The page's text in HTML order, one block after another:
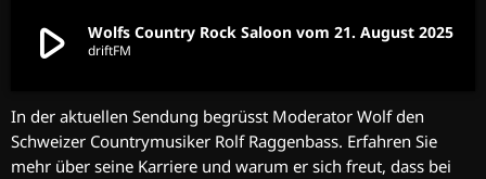
play_arrow Wolfs Country Rock Saloon vom 21. August 2025
driftFM
In der aktuellen Sendung begrüsst Moderator Wolf den
Schweizer Countrymusiker Rolf Raggenbass. Erfahren Sie
mehr über seine Karriere und warum er sich freut, dass bei